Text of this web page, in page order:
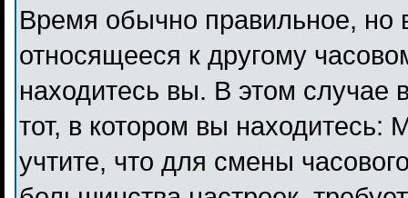
Время обычно правильное, но
относящееся к другому
находитесь вы. В этом случае
тот, в котором вы находитесь:
учтите, что для смены